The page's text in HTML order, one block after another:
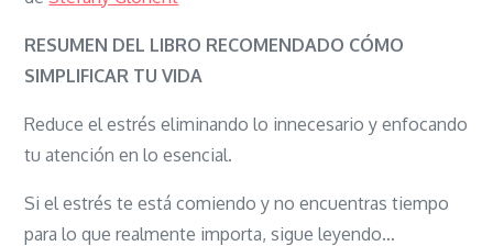
simplificar
RESUMEN DEL LIBRO RECOMENDADO CÓMO
SIMPLIFICAR TU VIDA
Reduce el estrés eliminando lo innecesario y enfocando
tu atención en lo esencial.
Si el estrés te está comiendo y no encuentras tiempo
para lo que realmente importa, sigue leyendo…